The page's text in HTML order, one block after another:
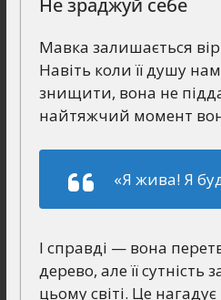
Не зраджуй себе
Мавка залишається
Навіть коли її душу
знищити, вона не
найтяжчий момент
«Я жива! Я
І справді — вона
дерево, але її сутність
цьому світі. Це